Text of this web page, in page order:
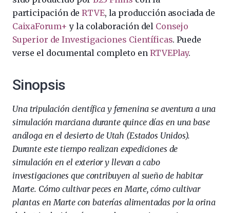
participación deRTVE, la producción asociada de
CaixaForum+ y la colaboración del Consejo
Superior de Investigaciones Científicas. Puede
verse el documental completo en RTVEPlay.
Sinopsis
Una tripulación científica y femenina se aventura a una
simulación marciana durante quince días en una base
análoga en el desierto de Utah (Estados Unidos).
Durante este tiempo realizan expediciones de
simulación en el exterior y llevan a cabo
investigaciones que contribuyen al sueño de habitar
Marte. Cómo cultivar peces en Marte, cómo cultivar
plantas en Marte con baterías alimentadas por la orina